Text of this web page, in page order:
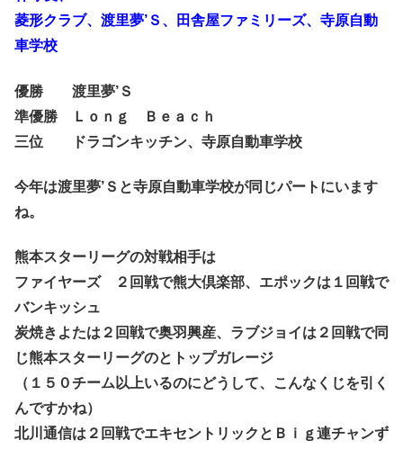
菱形クラブ、渡里夢’Ｓ、田舎屋ファミリーズ、寺原自動
車学校
優勝 渡里夢’Ｓ
準優勝 Ｌｏｎｇ Ｂｅａｃｈ
三位 ドラゴンキッチン、寺原自動車学校
今年は渡里夢’Ｓと寺原自動車学校が同じパートにいます
ね。
熊本スターリーグの対戦相手は
ファイヤーズ ２回戦で熊大倶楽部、エポックは１回戦で
バンキッシュ
炭焼きよたは２回戦で奥羽興産、ラブジョイは２回戦で同
じ熊本スターリーグのとトップガレージ
（１５０チーム以上いるのにどうして、こんなくじを引く
んですかね）
北川通信は２回戦でエキセントリックとＢｉｇ連チャンず